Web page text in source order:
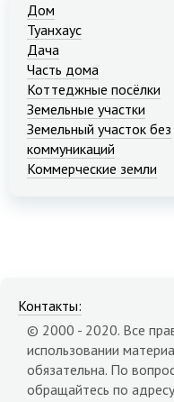
Дом
Туанхаус
Дача
Часть дома
Коттеджные посёлки
Земельные участки
Земельный участок без
коммуникаций
Коммерческие земли
Контакты:
© 2000 - 2020. Все
использовании
обязательна. По
обращайтесь по адресу